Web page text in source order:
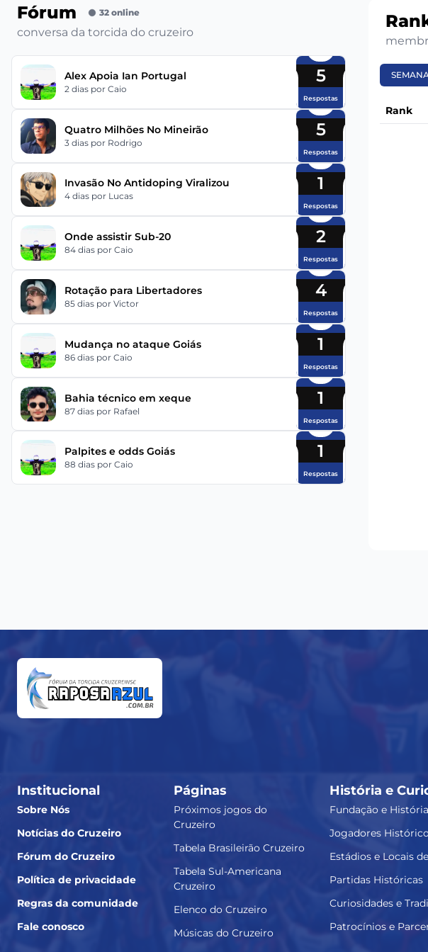
Fórum 32 online
conversa da torcida do cruzeiro
Alex Apoia Ian Portugal
2 dias por Caio
5
Respostas
Quatro Milhões No Mineirão
3 dias por Rodrigo
5
Respostas
Invasão No Antidoping Viralizou
4 dias por Lucas
1
Respostas
Onde assistir Sub-20
84 dias por Caio
2
Respostas
Rotação para Libertadores
85 dias por Victor
4
Respostas
Mudança no ataque Goiás
86 dias por Caio
1
Respostas
Bahia técnico em xeque
87 dias por Rafael
1
Respostas
Palpites e odds Goiás
88 dias por Caio
1
Respostas
Rank
Institucional
Sobre Nós
Notícias do Cruzeiro
Fórum do Cruzeiro
Política de privacidade
Regras da comunidade
Fale conosco
Páginas
Próximos jogos do
Cruzeiro
Tabela Brasileirão Cruzeiro
Tabela Sul-Americana
Cruzeiro
Elenco do Cruzeiro
Músicas do Cruzeiro
História e
Fundação e
Jogadores
Estádios e Locais
Partidas Históricas
Curiosidades e
Patrocínios e